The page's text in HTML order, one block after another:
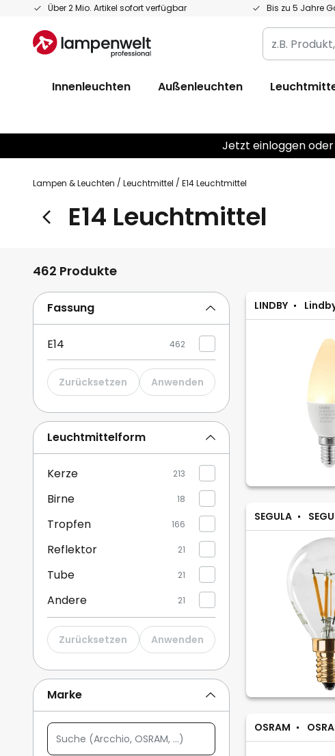
Über 2 Mio. Artikel sofort verfügbar Bis zu 5 Jahre
Zum
springen
z.B.
Produkt,
EAN
Innenleuchten Außenleuchten
Jetzt einloggen
Lampen & Leuchten Leuchtmittel E14 Leuchtmittel
E14 Leuchtmittel
LINDBY
SEGULA
OSRAM
Fassung
E14 462
Zurücksetzen Anwenden
Leuchtmittelform
Kerze 213
Birne 18
Tropfen 166
Reflektor 21
Tube 21
Andere 21
Globus 2
Zurücksetzen Anwenden
Marke
Suche
(Arcchio,
462 Produkte